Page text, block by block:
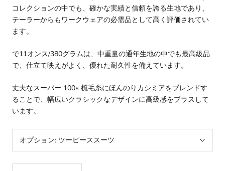
コレクションの中でも、確かな実績と信頼を誇る生地であり、
テーラーからもワークウェアの必需品として高く評価されてい
ます。
で11オンス/380グラムは、中重量の通年生地の中でも最高級品
で、仕立て映えがよく、優れた耐久性を備えています。
丈夫なスーパー 100s 梳毛糸にほんのりカシミアをブレンドす
ることで、幅広いクラシックなデザインに高級感をプラスして
います。
オプション: ツーピーススーツ